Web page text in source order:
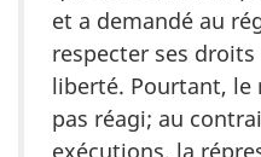
et a demandé au
respecter ses
liberté. Pourtant, le
pas réagi; au
exécutions, la